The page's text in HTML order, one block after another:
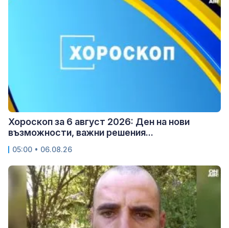
Хороскоп за 6 август 2026: Ден на нови
възможности, важни решения...
05:00 • 06.08.26